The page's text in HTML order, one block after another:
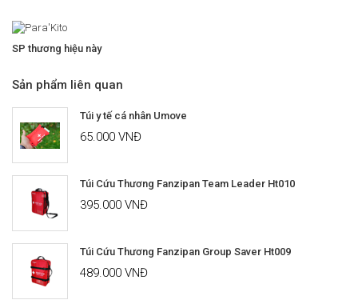
SP thương hiệu này
Sản phẩm liên quan
Túi y tế cá nhân Umove
65.000 VNĐ
Túi Cứu Thương Fanzipan Team Leader Ht010
395.000 VNĐ
Túi Cứu Thương Fanzipan Group Saver Ht009
489.000 VNĐ